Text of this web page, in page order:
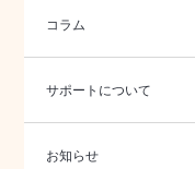
コラム
サポートについて
お知らせ